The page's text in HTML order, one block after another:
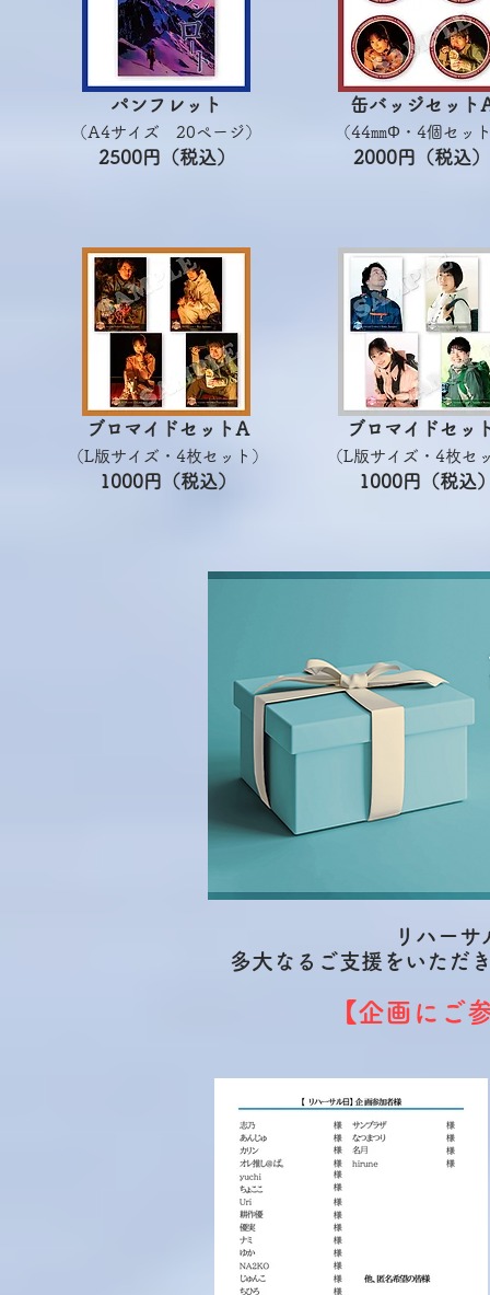
パンフレット
（A4サイズ 20ページ）
​2500円（税込）
缶バッジセット
（44㎜Φ・4個セッ
​2000円（税込）
ブロマイドセットA
（L版サイズ・4枚セット）
​1000円（税込）
ブロマイドセッ
（L版サイズ・4枚セ
​1000円（税込
リハー
多大なるご支援をいただ
【企画にご